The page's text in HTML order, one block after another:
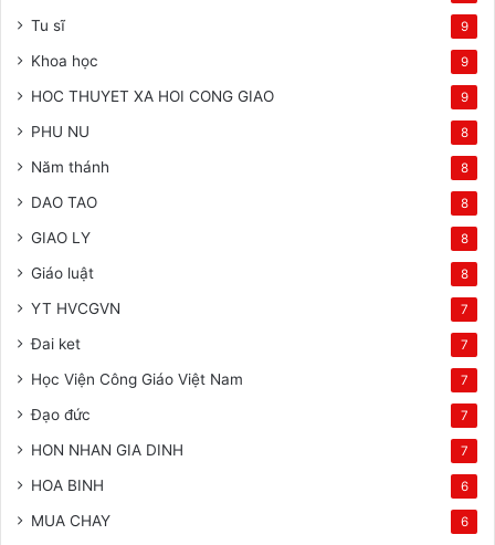
Tu sĩ 9
Khoa học 9
HOC THUYET XA HOI CONG GIAO 9
PHU NU 8
Năm thánh 8
DAO TAO 8
GIAO LY 8
Giáo luật 8
YT HVCGVN 7
Đai ket 7
Học Viện Công Giáo Việt Nam 7
Đạo đức 7
HON NHAN GIA DINH 7
HOA BINH 6
MUA CHAY 6